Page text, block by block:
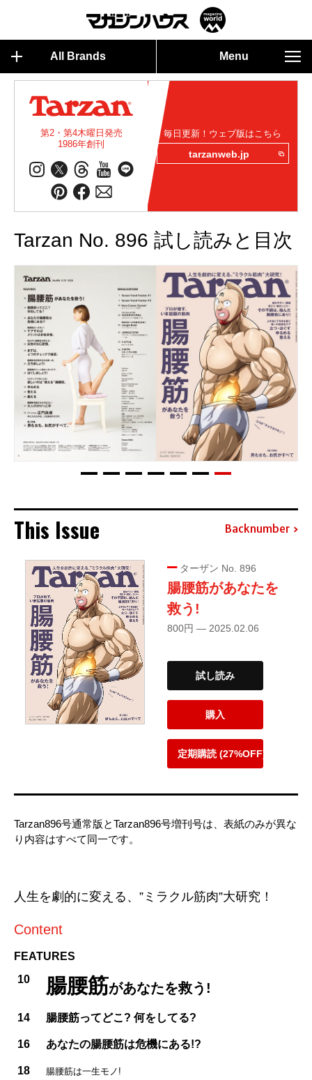
All Brands Menu
第2・第4木曜日発売
1986年創刊
毎日更新！ウェブ版はこちら
tarzanweb.jp
Tarzan No. 896 試し読みと目次
This Issue Backnumber
ターザン No. 896
腸腰筋があなたを
救う!
800円 — 2025.02.06
試し読み
購入
定期購読 (27%OFF)
Tarzan896号通常版とTarzan896号増刊号は、表紙のみが異な
り内容はすべて同一です。
人生を劇的に変える、”ミラクル筋肉”大研究！
Content
FEATURES
10
腸腰筋があなたを救う!
14 腸腰筋ってどこ? 何をしてる?
16 あなたの腸腰筋は危機にある!?
18 腸腰筋は一生モノ!